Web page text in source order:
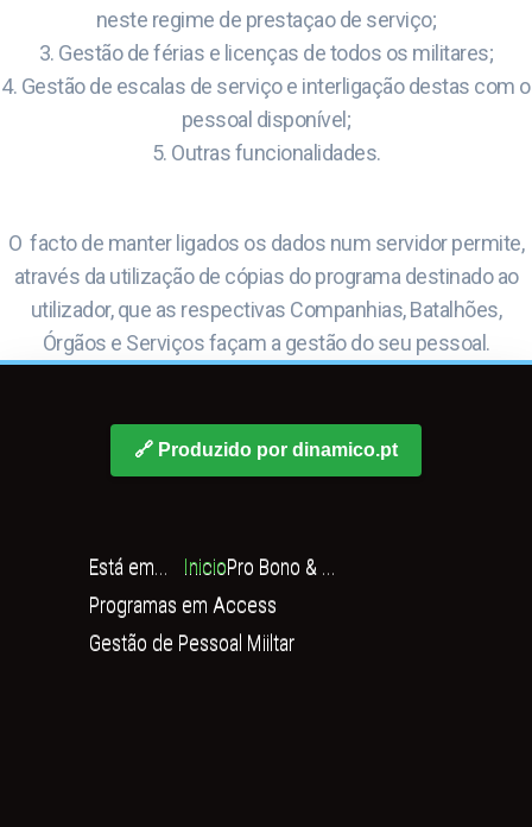
neste regime de prestaçao de serviço;
3. Gestão de férias e licenças de todos os militares;
4. Gestão de escalas de serviço e interligação destas com o
pessoal disponível;
5. Outras funcionalidades.
O facto de manter ligados os dados num servidor permite,
através da utilização de cópias do programa destinado ao
utilizador, que as respectivas Companhias, Batalhões,
Órgãos e Serviços façam a gestão do seu pessoal.
🔗 Produzido por dinamico.pt
Está em... InicioPro Bono & ...
Programas em Access
Gestão de Pessoal Miiltar